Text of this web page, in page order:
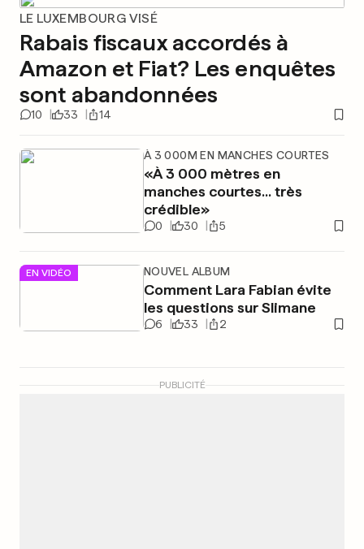
LE LUXEMBOURG VISÉ
Rabais fiscaux accordés à
Amazon et Fiat? Les enquêtes
sont abandonnées
10 33 14
À 3 000M EN MANCHES COURTES
«À 3 000 mètres en
manches courtes... très
crédible»
0 30 5
EN VIDÉO NOUVEL ALBUM
Comment Lara Fabian évite
les questions sur Slimane
6 33 2
PUBLICITÉ